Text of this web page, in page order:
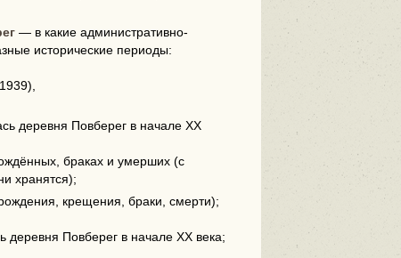
— в какие административно-
исторические периоды:
деревня Повберег в начале XX
браках и умерших (с
хранятся);
крещения, браки, смерти);
деревня Повберег в начале XX века;